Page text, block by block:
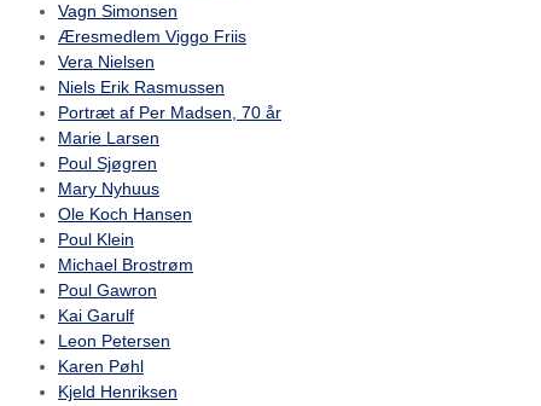
Vagn Simonsen
Æresmedlem Viggo Friis
Vera Nielsen
Niels Erik Rasmussen
Portræt af Per Madsen, 70 år
Marie Larsen
Poul Sjøgren
Mary Nyhuus
Ole Koch Hansen
Poul Klein
Michael Brostrøm
Poul Gawron
Kai Garulf
Leon Petersen
Karen Pøhl
Kjeld Henriksen